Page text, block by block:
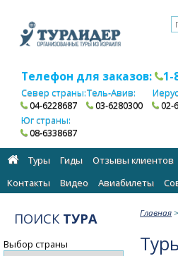
Телефон для заказов: 1-
Север страны:
04-6228687
Тель-Авив:
03-6280300
02-
Юг страны:
08-6338687
Туры Гиды Отзывы клиентов
Контакты
Видео Авиабилеты
Главная >
ПОИСК ТУРА
Выбор страны